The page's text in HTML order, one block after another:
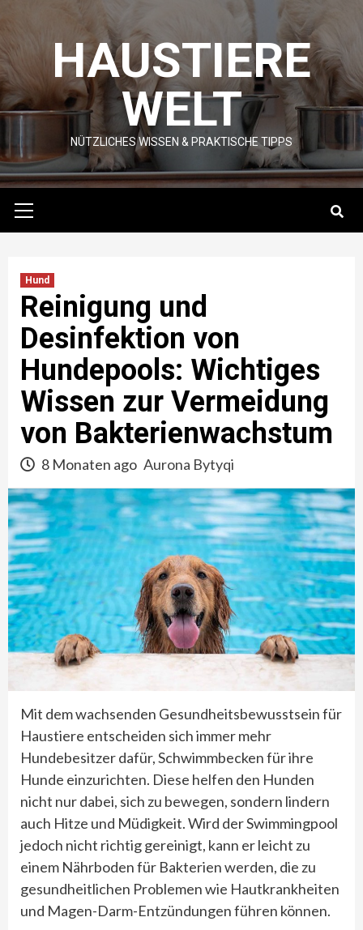
content HAUSTIERE
WELT
NÜTZLICHES WISSEN & PRAKTISCHE TIPPS
Menu
Hund
Reinigung und
Desinfektion von
Hundepools: Wichtiges
Wissen zur Vermeidung
von Bakterienwachstum
8 Monaten ago Aurona Bytyqi
Mit dem wachsenden Gesundheitsbewusstsein für
Haustiere entscheiden sich immer mehr
Hundebesitzer dafür, Schwimmbecken für ihre
Hunde einzurichten. Diese helfen den Hunden
nicht nur dabei, sich zu bewegen, sondern lindern
auch Hitze und Müdigkeit. Wird der Swimmingpool
jedoch nicht richtig gereinigt, kann er leicht zu
einem Nährboden für Bakterien werden, die zu
gesundheitlichen Problemen wie Hautkrankheiten
und Magen-Darm-Entzündungen führen können.